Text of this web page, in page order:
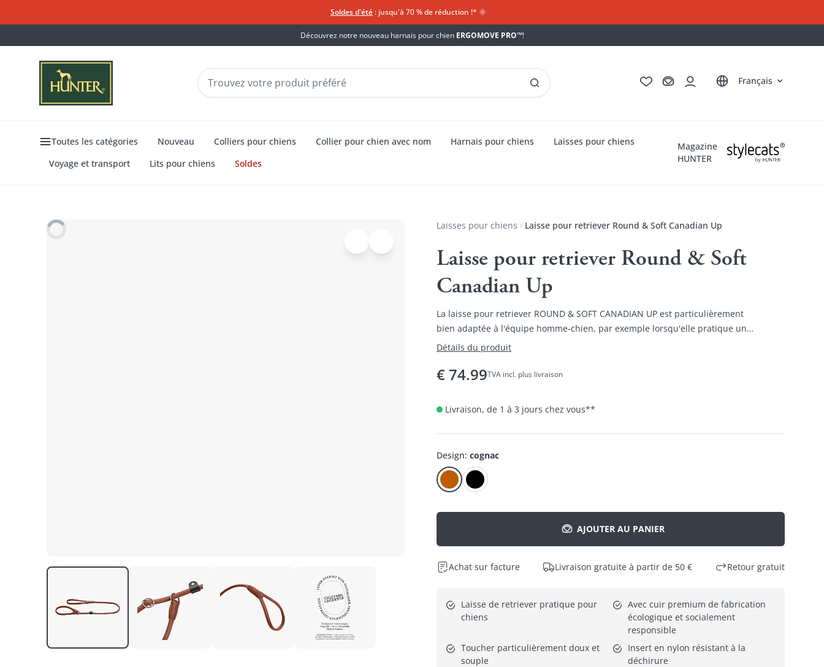
Soldes d'été : jusqu'à 70 % de réduction !*​ 🌞
Découvrez notre nouveau harnais pour chien ERGOMOVE PRO™!
Deutsch
English
Italiano
Nederlands
Français
Toutes les catégories Nouveau Colliers pour chiens Collier pour chien avec nom Harnais pour chiens
Laisses pour chiens
Voyage et transport
Lits pour chiens Soldes
Magazine
HUNTER
Laisses pour chiens Laisse pour retriever Round & Soft Canadian Up
Laisse pour retriever Round & Soft
Canadian Up
La laisse pour retriever ROUND & SOFT CANADIAN UP est particulièrement
bien adaptée à l'équipe homme-chien, par exemple lorsqu'elle pratique un
sport canin comme l'agility ou lorsqu'elle part à la chasse.
Détails du produit
€74.99TVA incl. plus livraison
Livraison, de 1 à 3 jours chez vous**
Design: cognac
AJOUTER AU PANIER
Achat sur facture Livraison gratuite à partir de 50 € Retour gratuit
Laisse de retriever pratique pour
chiens
Avec cuir premium de fabrication
écologique et socialement
responsible
Toucher particulièrement doux et
souple
Insert en nylon résistant à la
déchirure